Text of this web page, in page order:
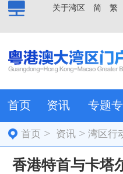
繁
简
关于湾区
首页 资讯 专题
首页 > 资讯 >湾区行
香港特首与卡塔